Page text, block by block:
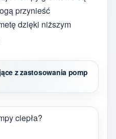
przynieść
dzięki niższym
z zastosowania pomp